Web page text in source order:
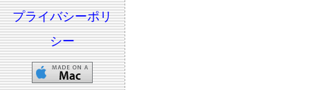
プライバシーポリ
シー